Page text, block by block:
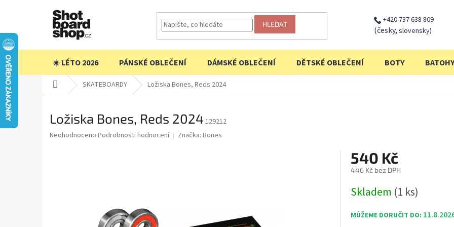
HLEDAT +420 737 638 809
(česky, slovensky)
☀️ LÉTO 2026
PÁNSKÉ OBLEČENÍ DÁMSKÉ OBLEČENÍ DĚTSKÉ OBLEČENÍ BOTY BATOHY
Domů SKATEBOARDY Ložiska Bones, Reds 2024
Ložiska Bones, Reds 2024 129212
Průměrné
Neohodnoceno Podrobnosti hodnocení Značka: Bones
540 Kč
446 Kč bez DPH
cena:
Skladem (1 ks)
MŮŽEME DORUČIT DO: